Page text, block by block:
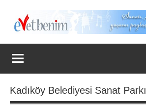
Evet
Benim
Kadıköy Belediyesi Sanat Parkı